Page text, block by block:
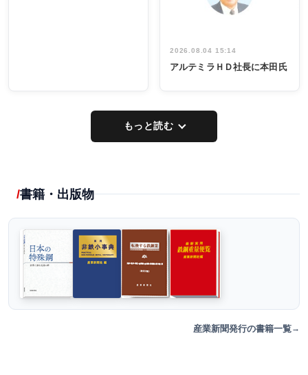
2026.08.04 15:14
アルテミラＨＤ社長に本田氏
もっと読む
書籍・出版物
産業新聞発行の書籍一覧